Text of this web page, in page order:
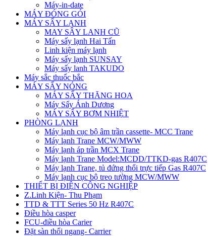
Máy-in-date
MÁY ĐÓNG GÓI
MÁY SẤY LẠNH
MAY SÂY LANH CŨ
Máy sấy lạnh Hai Tấn
Linh kiện máy lạnh
Máy sấy lạnh SUNSAY
Máy sấy lanh TAKUDO
Máy sắc thuốc bắc
MÁY SẤY NÓNG
MÁY SẤY THĂNG HOA
Máy Sấy Ánh Dương
MÁY SẤY BƠM NHIỆT
PHÒNG LẠNH
Máy lạnh cục bộ âm trần cassette- MCC Trane
Máy lạnh Trane MCW/MWW
Máy lạnh áp trần MCX Trane
Máy lạnh Trane Model:MCDD/TTKD-gas R407C
Máy lạnh Trane, tủ đứng thổi trực tiếp Gas R407C
Máy lạnh cục bộ treo tường MCW/MWW
THIẾT BỊ ĐIỆN CÔNG NGHIỆP
Z.Linh Kiện- Thu Phạm
TTD & TTT Series 50 Hz R407C
Điều hòa casper
FCU-điều hòa Carier
Đặt sàn thổi ngang- Carrier